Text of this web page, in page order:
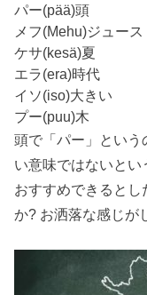
パー(pää)頭
メフ(Mehu)ジュース
ケサ(kesä)夏
エラ(era)時代
イソ(iso)大きい
プー(puu)木
頭で「パー」とい
い意味ではないとい
おすすめできると
か? お洒落な感じが